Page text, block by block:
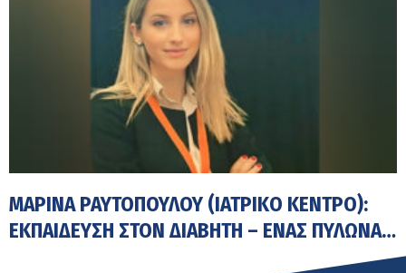
ΜΑΡΊΝΑ ΡΑΥΤΟΠΟΎΛΟΥ (ΙΑΤΡΙΚΟ ΚΕΝΤΡΟ):
ΕΚΠΑΊΔΕΥΣΗ ΣΤΟΝ ΔΙΑΒΉΤΗ – ΈΝΑΣ ΠΥΛΏΝΑΣ